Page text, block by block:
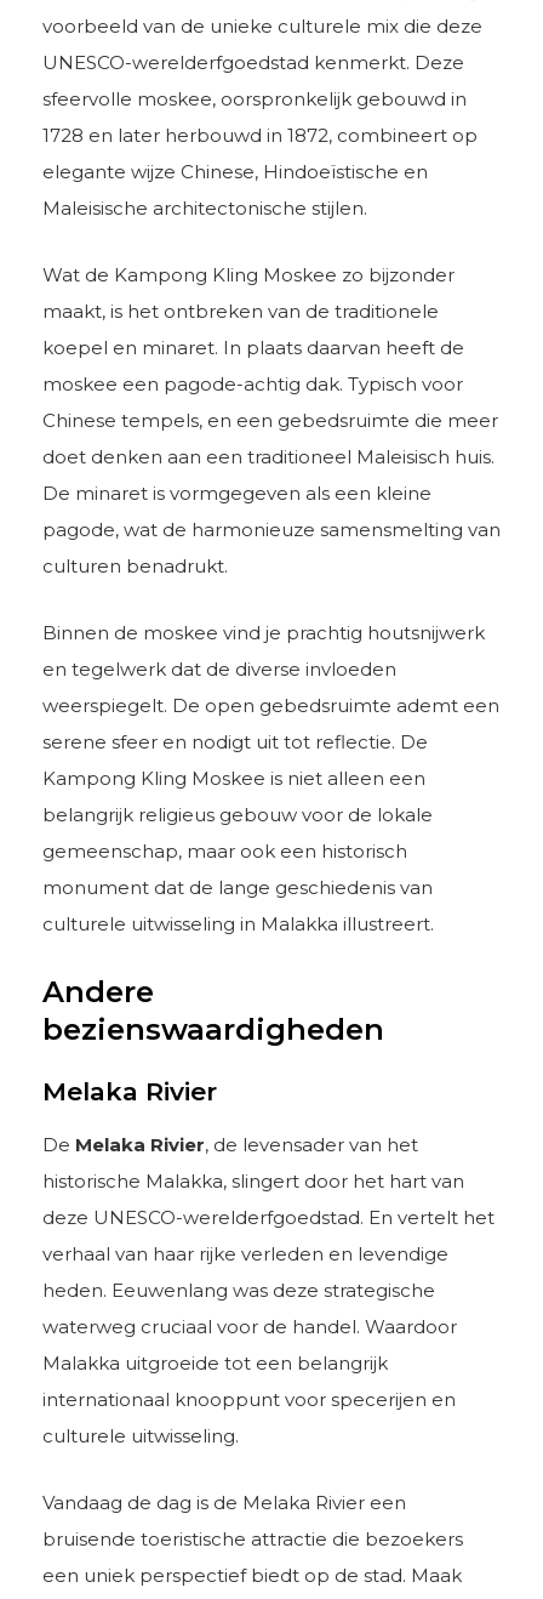
voorbeeld van de unieke culturele mix die deze
UNESCO-werelderfgoedstad kenmerkt. Deze
sfeervolle moskee, oorspronkelijk gebouwd in
1728 en later herbouwd in 1872, combineert op
elegante wijze Chinese, Hindoeïstische en
Maleisische architectonische stijlen.
Wat de Kampong Kling Moskee zo bijzonder
maakt, is het ontbreken van de traditionele
koepel en minaret. In plaats daarvan heeft de
moskee een pagode-achtig dak. Typisch voor
Chinese tempels, en een gebedsruimte die meer
doet denken aan een traditioneel Maleisisch huis.
De minaret is vormgegeven als een kleine
pagode, wat de harmonieuze samensmelting van
culturen benadrukt.
Binnen de moskee vind je prachtig houtsnijwerk
en tegelwerk dat de diverse invloeden
weerspiegelt. De open gebedsruimte ademt een
serene sfeer en nodigt uit tot reflectie. De
Kampong Kling Moskee is niet alleen een
belangrijk religieus gebouw voor de lokale
gemeenschap, maar ook een historisch
monument dat de lange geschiedenis van
culturele uitwisseling in Malakka illustreert.
Andere
bezienswaardigheden
Melaka Rivier
De Melaka Rivier, de levensader van het
historische Malakka, slingert door het hart van
deze UNESCO-werelderfgoedstad. En vertelt het
verhaal van haar rijke verleden en levendige
heden. Eeuwenlang was deze strategische
waterweg cruciaal voor de handel. Waardoor
Malakka uitgroeide tot een belangrijk
internationaal knooppunt voor specerijen en
culturele uitwisseling.
Vandaag de dag is de Melaka Rivier een
bruisende toeristische attractie die bezoekers
een uniek perspectief biedt op de stad. Maak